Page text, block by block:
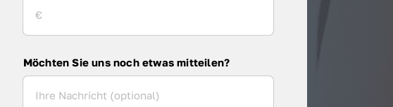
Möchten Sie uns noch etwas mitteilen?